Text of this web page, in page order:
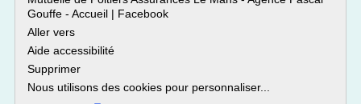
Gouffe - Accueil | Facebook
Aller vers
Aide accessibilité
Supprimer
Nous utilisons des cookies pour personnaliser...